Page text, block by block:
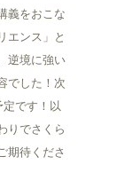
義をおこな
エンス」と
逆境に強い
でした！次
です！以
りでさくら
期待くださ